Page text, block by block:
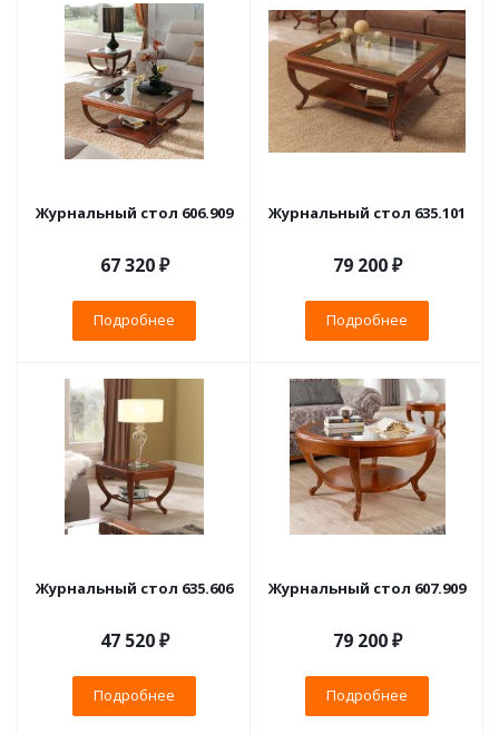
Журнальный стол 606.909
67 320 ₽
Подробнее
Журнальный стол 635.101
79 200 ₽
Подробнее
Журнальный стол 635.606
47 520 ₽
Подробнее
Журнальный стол 607.909
79 200 ₽
Подробнее